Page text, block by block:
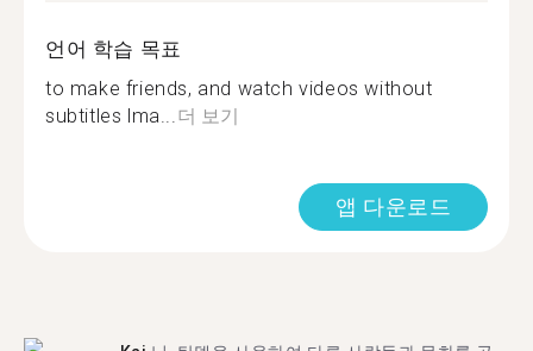
언어 학습 목표
to make friends, and watch videos without
subtitles lma...더 보기
앱 다운로드